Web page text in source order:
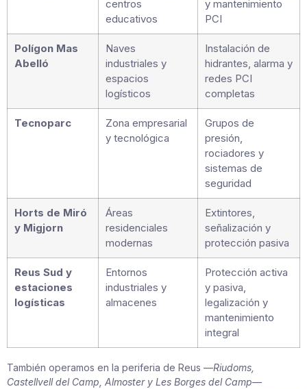
centros
educativos
y mantenimiento
PCI
Polígon Mas
Abelló
Naves
industriales y
espacios
logísticos
Instalación de
hidrantes, alarma y
redes PCI
completas
Tecnoparc
Zona empresarial
y tecnológica
Grupos de
presión,
rociadores y
sistemas de
seguridad
Horts de Miró
y Migjorn
Áreas
residenciales
modernas
Extintores,
señalización y
protección pasiva
Reus Sud y
estaciones
logísticas
Entornos
industriales y
almacenes
Protección activa
y pasiva,
legalización y
mantenimiento
integral
También operamos en la periferia de Reus —Riudoms,
Castellvell del Camp, Almoster y Les Borges del Camp—